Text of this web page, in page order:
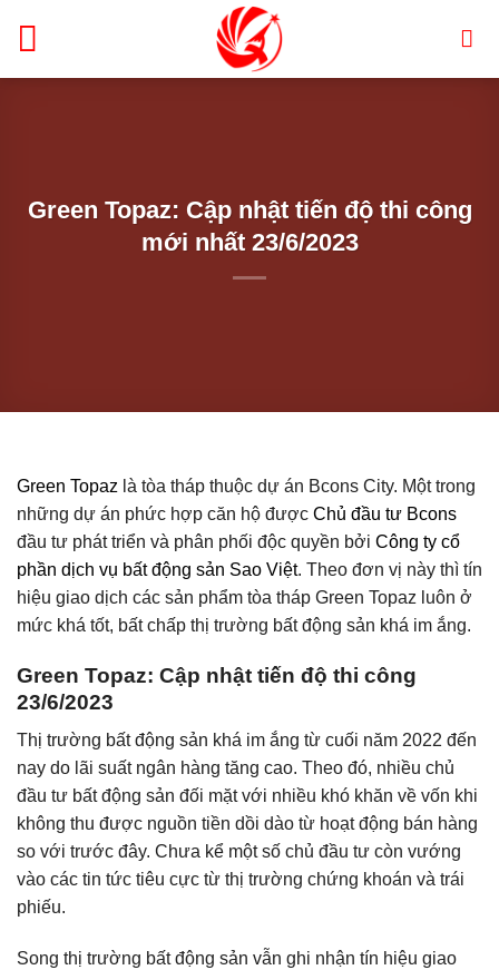
Green Topaz: Cập nhật tiến độ thi công
mới nhất 23/6/2023
Green Topaz là tòa tháp thuộc dự án Bcons City. Một trong
những dự án phức hợp căn hộ được Chủ đầu tư Bcons
đầu tư phát triển và phân phối độc quyền bởi Công ty cổ
phần dịch vụ bất động sản Sao Việt. Theo đơn vị này thì tín
hiệu giao dịch các sản phẩm tòa tháp Green Topaz luôn ở
mức khá tốt, bất chấp thị trường bất động sản khá im ắng.
Green Topaz: Cập nhật tiến độ thi công
23/6/2023
Thị trường bất động sản khá im ắng từ cuối năm 2022 đến
nay do lãi suất ngân hàng tăng cao. Theo đó, nhiều chủ
đầu tư bất động sản đối mặt với nhiều khó khăn về vốn khi
không thu được nguồn tiền dồi dào từ hoạt động bán hàng
so với trước đây. Chưa kể một số chủ đầu tư còn vướng
vào các tin tức tiêu cực từ thị trường chứng khoán và trái
phiếu.
Song thị trường bất động sản vẫn ghi nhận tín hiệu giao